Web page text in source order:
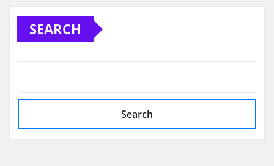
SEARCH
Search